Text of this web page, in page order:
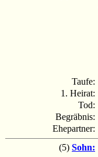
Taufe:
1. Heirat:
Tod:
Begräbnis:
Ehepartner:
(5) Sohn: